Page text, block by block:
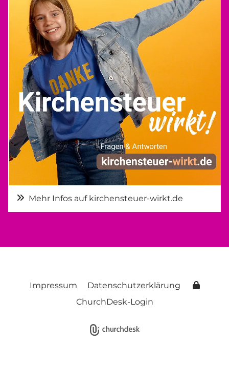
Mehr Infos auf kirchensteuer-wirkt.de
Impressum
Datenschutzerklärung
ChurchDesk-Login